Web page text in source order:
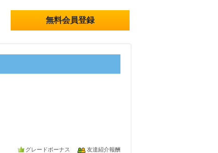
無料会員登録
グレードボーナス 友達紹介報酬